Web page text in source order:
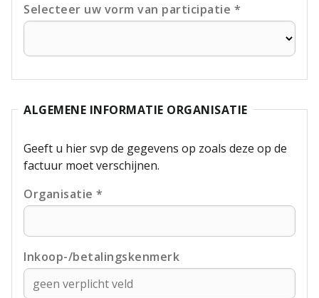
Selecteer uw vorm van participatie *
ALGEMENE INFORMATIE ORGANISATIE
Geeft u hier svp de gegevens op zoals deze op de
factuur moet verschijnen.
Organisatie *
Inkoop-/betalingskenmerk